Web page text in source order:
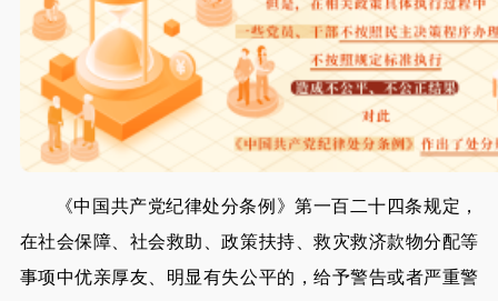
《中国共产党纪律处分条例》第一百二十四条规定，
在社会保障、社会救助、政策扶持、救灾救济款物分配等
事项中优亲厚友、明显有失公平的，给予警告或者严重警